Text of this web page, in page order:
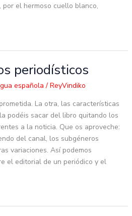
por el hermoso cuello blanco,
periodísticos
española / ReyVindiko
La otra, las características
podéis sacar del libro quitando los
a la noticia. Que os aproveche:
del canal, los subgéneros
variaciones. Así podemos
el editorial de un periódico y el